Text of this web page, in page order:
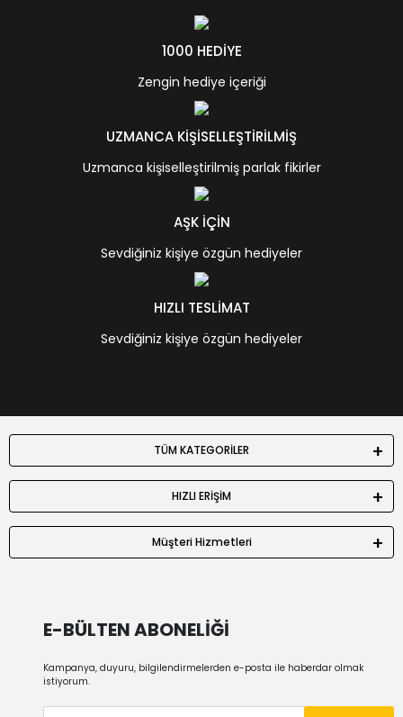
1000 HEDİYE
Zengin hediye içeriği
UZMANCA KİŞİSELLEŞTİRİLMİŞ
Uzmanca kişiselleştirilmiş parlak fikirler
AŞK İÇİN
Sevdiğiniz kişiye özgün hediyeler
HIZLI TESLİMAT
Sevdiğiniz kişiye özgün hediyeler
TÜM KATEGORİLER
HIZLI ERİŞİM
Müşteri Hizmetleri
E-BÜLTEN ABONELİĞİ
Kampanya, duyuru, bilgilendirmelerden e-posta ile haberdar olmak
istiyorum.